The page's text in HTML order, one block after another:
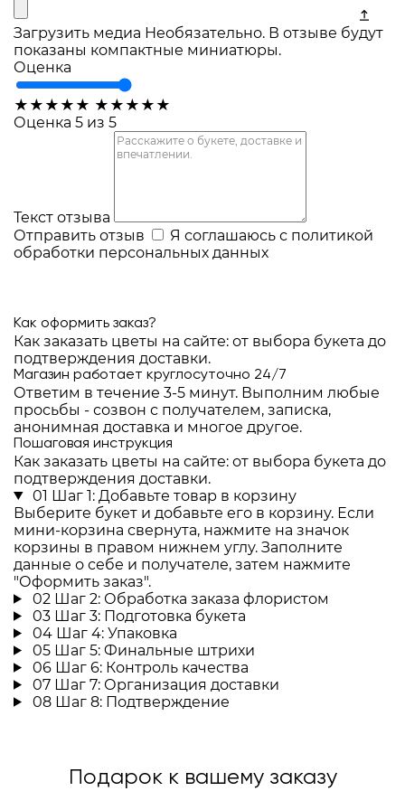
Загрузить медиа Необязательно. В отзыве будут
показаны компактные миниатюры.
Оценка
★ ★ ★ ★ ★ ★ ★ ★ ★ ★
Оценка 5 из 5
Текст отзыва
Отправить отзыв
Я соглашаюсь с политикой
обработки персональных данных
Как оформить заказ?
Как заказать цветы на сайте: от выбора букета до
подтверждения доставки.
Магазин работает круглосуточно 24/7
Ответим в течение 3-5 минут. Выполним любые
просьбы - созвон с получателем, записка,
анонимная доставка и многое другое.
Пошаговая инструкция
Как заказать цветы на сайте: от выбора букета до
подтверждения доставки.
01 Шаг 1: Добавьте товар в корзину
Выберите букет и добавьте его в корзину. Если
мини-корзина свернута, нажмите на значок
корзины в правом нижнем углу. Заполните
данные о себе и получателе, затем нажмите
"Оформить заказ".
02 Шаг 2: Обработка заказа флористом
03 Шаг 3: Подготовка букета
04 Шаг 4: Упаковка
05 Шаг 5: Финальные штрихи
06 Шаг 6: Контроль качества
07 Шаг 7: Организация доставки
08 Шаг 8: Подтверждение
Подарок к вашему заказу